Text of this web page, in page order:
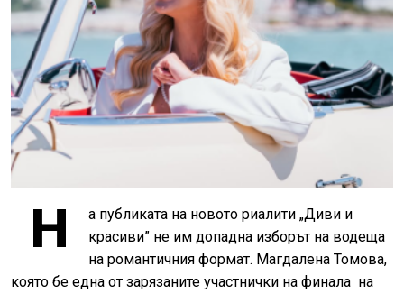
Н
а публиката на новото риалити „Диви и
красиви” не им допадна изборът на водеща
на романтичния формат. Магдалена Томова,
която бе една от зарязаните участнички на финала на